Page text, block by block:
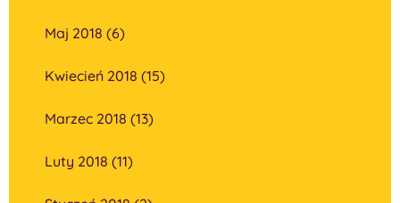
Maj 2018 (6)
Kwiecień 2018 (15)
Marzec 2018 (13)
Luty 2018 (11)